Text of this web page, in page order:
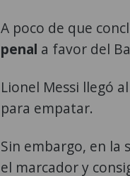
A poco de que
penal a favor del
Lionel Messi llegó
para empatar.
Sin embargo, en la
el marcador y